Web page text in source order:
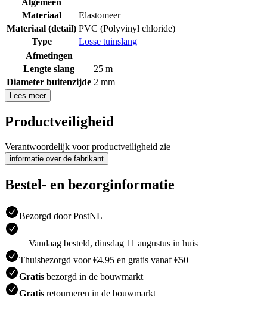
Algemeen
Materiaal
Elastomeer
Materiaal (detail) PVC (Polyvinyl chloride)
Type
Losse tuinslang
Afmetingen
Lengte slang
25 m
Diameter buitenzijde 2 mm
Lees meer
Productveiligheid
Verantwoordelijk voor productveiligheid zie
informatie over de fabrikant
Bestel- en bezorginformatie
Bezorgd door PostNL
Vandaag besteld, dinsdag 11 augustus in huis
Thuisbezorgd voor €4.95 en gratis vanaf €50
Gratis bezorgd in de bouwmarkt
Gratis retourneren in de bouwmarkt